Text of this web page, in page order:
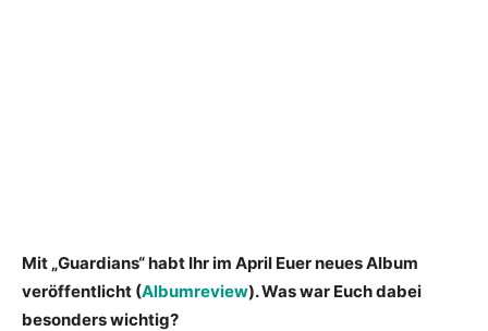
Mit „Guardians“ habt Ihr im April Euer neues Album
veröffentlicht (Albumreview). Was war Euch dabei
besonders wichtig?